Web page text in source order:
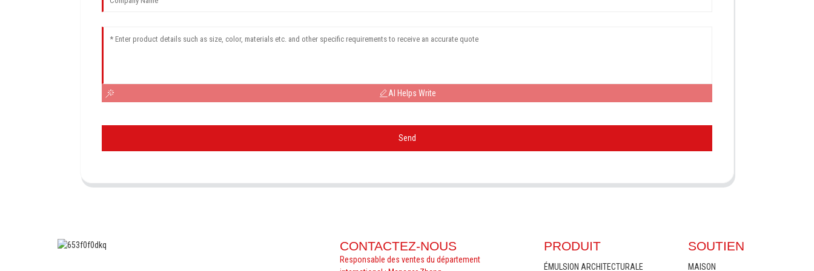
AI Helps Write
Send
CONTACTEZ-NOUS
Responsable des ventes du département
PRODUIT
ÉMULSION ARCHITECTURALE
SOUTIEN
MAISON